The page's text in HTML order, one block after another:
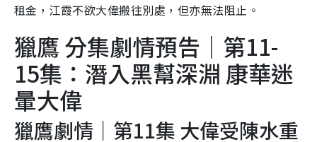
租金，江霞不欲大偉搬往別處，但亦無法阻止。
獵鷹 分集劇情預告｜第11-
15集：潛入黑幫深淵 康華迷
暈大偉
獵鷹劇情｜第11集 大偉受陳水重